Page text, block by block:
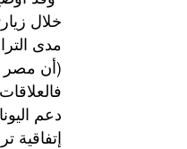
خلال
مدى
(أن مصر
دعم
إتفاقية